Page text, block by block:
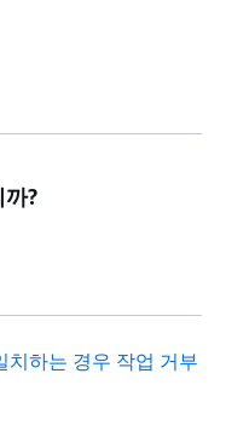
?
치하는 경우 작업 거부